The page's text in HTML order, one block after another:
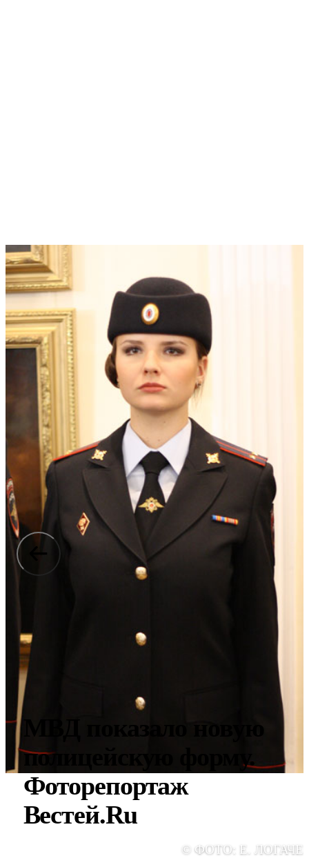
МВД показало новую
полицейскую форму.
Фоторепортаж
Вестей.Ru
© ФОТО: Е.